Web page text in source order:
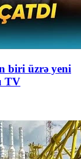
biri üzrə yeni
TV